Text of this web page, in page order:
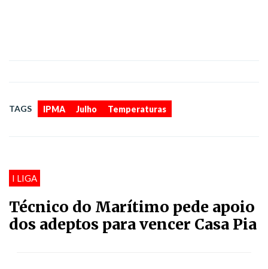
TAGS IPMA Julho Temperaturas
I LIGA
Técnico do Marítimo pede apoio
dos adeptos para vencer Casa Pia